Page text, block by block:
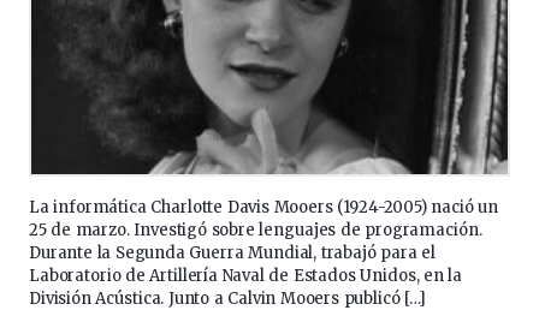
La informática Charlotte Davis Mooers (1924-2005) nació un
25 de marzo. Investigó sobre lenguajes de programación.
Durante la Segunda Guerra Mundial, trabajó para el
Laboratorio de Artillería Naval de Estados Unidos, en la
División Acústica. Junto a Calvin Mooers publicó […]